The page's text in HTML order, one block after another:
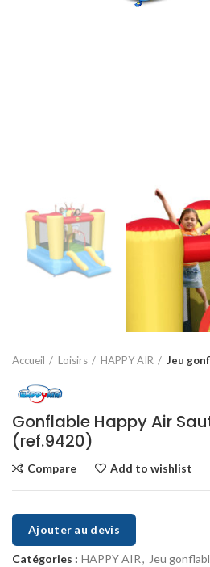
Accueil Loisirs HAPPY AIR Jeu
Gonflable Happy Air
(ref.9420)
Compare Add to wishlist
Ajouter au devis
Catégories : HAPPY AIR, Jeu